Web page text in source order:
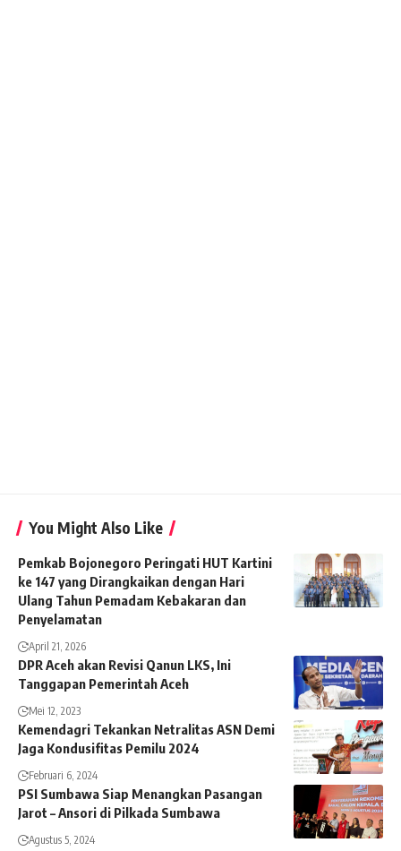
You Might Also Like
Pemkab Bojonegoro Peringati HUT Kartini
ke 147 yang Dirangkaikan dengan Hari
Ulang Tahun Pemadam Kebakaran dan
Penyelamatan
April 21, 2026
DPR Aceh akan Revisi Qanun LKS, Ini
Tanggapan Pemerintah Aceh
Mei 12, 2023
Kemendagri Tekankan Netralitas ASN Demi
Jaga Kondusifitas Pemilu 2024
Februari 6, 2024
PSI Sumbawa Siap Menangkan Pasangan
Jarot – Ansori di Pilkada Sumbawa
Agustus 5, 2024